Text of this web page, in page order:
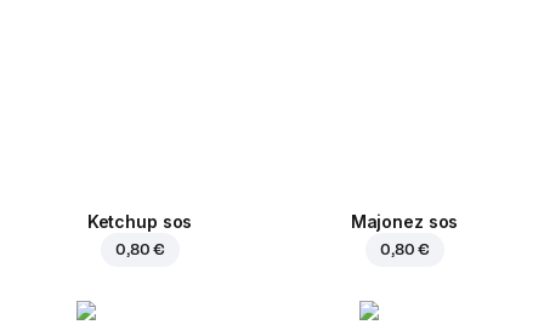
Ketchup sos
0,80 €
Majonez sos
0,80 €